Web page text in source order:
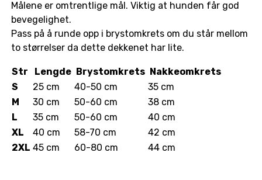
Målene er omtrentlige mål. Viktig at hunden får god
bevegelighet.
Pass på å runde opp i brystomkrets om du står mellom
to størrelser da dette dekkenet har lite.
Str Lengde Brystomkrets Nakkeomkrets
S
25 cm 40-50 cm
35 cm
M
30 cm 50-60 cm
38 cm
L
35 cm 50-60 cm
40 cm
XL
40 cm 58-70 cm
42 cm
2XL 45 cm 60-80 cm 44 cm